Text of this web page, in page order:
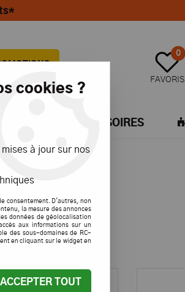
0
FAVORIS
ACCESSOIRES
7 articles
cookies ?
à jour sur nos
consentement. D'autres, non
la mesure des annonces
données de géolocalisation
aux informations sur un
des sous-domaines de RC-
en cliquant sur le widget en
ACCEPTER TOUT